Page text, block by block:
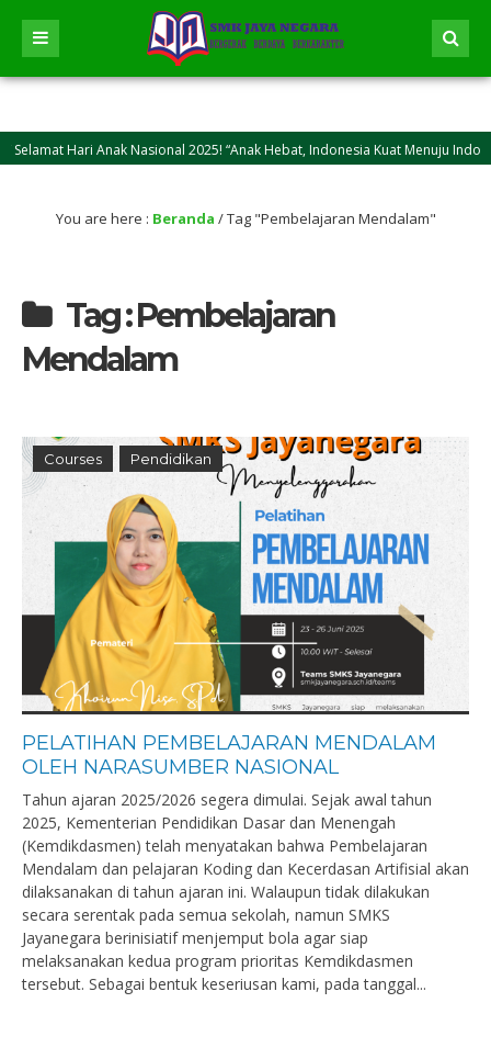
Hari Anak Nasional 2025! “Anak Hebat, Indonesia Kuat Menuju Indonesia
Idul Adha 2025M/1446 H! Semoga kasih sayang dan keikhlasan
You are here : Beranda /Tag "Pembelajaran Mendalam"
Tag : Pembelajaran
Mendalam
Courses Pendidikan
PELATIHAN PEMBELAJARAN MENDALAM
OLEH NARASUMBER NASIONAL
Tahun ajaran 2025/2026 segera dimulai. Sejak awal tahun
2025, Kementerian Pendidikan Dasar dan Menengah
(Kemdikdasmen) telah menyatakan bahwa Pembelajaran
Mendalam dan pelajaran Koding dan Kecerdasan Artifisial akan
dilaksanakan di tahun ajaran ini. Walaupun tidak dilakukan
secara serentak pada semua sekolah, namun SMKS
Jayanegara berinisiatif menjemput bola agar siap
melaksanakan kedua program prioritas Kemdikdasmen
tersebut. Sebagai bentuk keseriusan kami, pada tanggal...